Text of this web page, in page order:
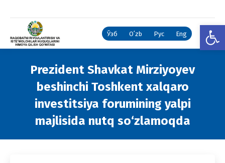
Ўзб Oʻzb Рус Eng
Prezident Shavkat Mirziyoyev
beshinchi Toshkent xalqaro
investitsiya forumining yalpi
majlisida nutq so‘zlamoqda